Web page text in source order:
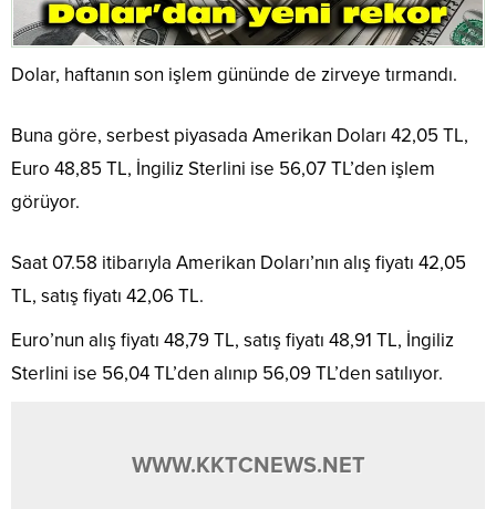
Dolar, haftanın son işlem gününde de zirveye tırmandı.
Buna göre, serbest piyasada Amerikan Doları 42,05 TL,
Euro 48,85 TL, İngiliz Sterlini ise 56,07 TL’den işlem
görüyor.
Saat 07.58 itibarıyla Amerikan Doları’nın alış fiyatı 42,05
TL, satış fiyatı 42,06 TL.
Euro’nun alış fiyatı 48,79 TL, satış fiyatı 48,91 TL, İngiliz
Sterlini ise 56,04 TL’den alınıp 56,09 TL’den satılıyor.
WWW.KKTCNEWS.NET